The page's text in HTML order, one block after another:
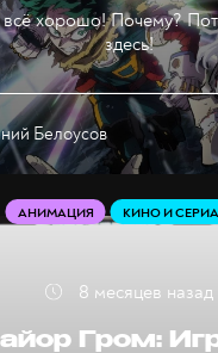
всё хорошо! Почему?
здесь!
Белоусов
Гром:
АНИМАЦИЯ КИНО И
8 месяцев назад